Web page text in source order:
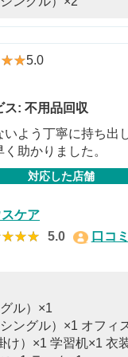
5.0
ス: 不用品回収
よう丁寧に持ち出
助かりました。
対応した店舗
ケア
5.0 口コミ
ル）×1
ングル）×1 オフィ
け）×1 学習机×1 衣